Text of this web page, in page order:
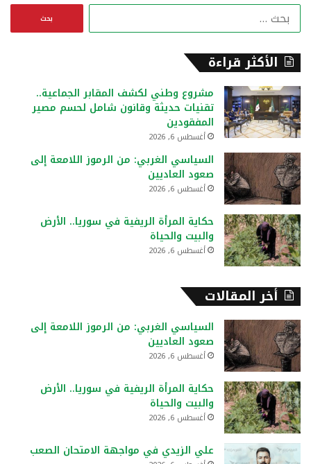
ن
الأكثر قراءة
مشروع وطني لكشف المقابر الجماعية..
تقنيات حديثة وقانون شامل لحسم مصير
المفقودين
أغسطس 6, 2026
السياسي الغربي: من الرموز اللامعة إلى
صعود العاديين
أغسطس 6, 2026
حكاية المرأة الريفية في سوريا.. الأرض
والبيت والحياة
أغسطس 6, 2026
أخر المقالات
السياسي الغربي: من الرموز اللامعة إلى
صعود العاديين
أغسطس 6, 2026
حكاية المرأة الريفية في سوريا.. الأرض
والبيت والحياة
أغسطس 6, 2026
علي الزيدي في مواجهة الامتحان الصعب